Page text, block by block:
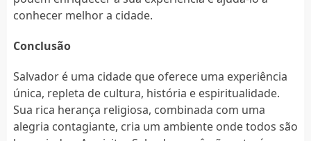
conhecer melhor a cidade.
Conclusão
Salvador é uma cidade que oferece uma experiência
única, repleta de cultura, história e espiritualidade.
Sua rica herança religiosa, combinada com uma
alegria contagiante, cria um ambiente onde todos são